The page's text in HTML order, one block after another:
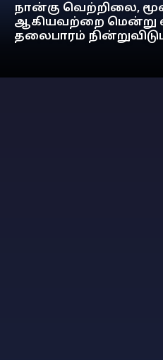
நான்கு வெற்றிலை,
ஆகியவற்றை மென்று
தலைபாரம்